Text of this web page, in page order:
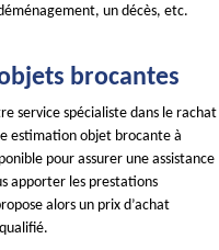
un décès, etc.
brocantes
service spécialiste dans le rachat
estimation objet brocante à
pour assurer une assistance
apporter les prestations
alors un prix d’achat